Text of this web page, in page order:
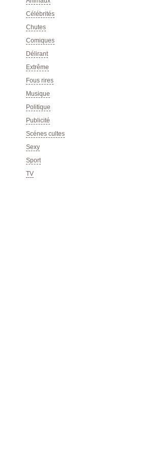
Célébrités
Chutes
Comiques
Délirant
Extrême
Fous rires
Musique
Politique
Publicité
Scénes cultes
Sexy
Sport
TV